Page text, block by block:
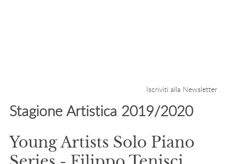
Iscriviti alla Newsletter
Stagione Artistica 2019/2020
Young Artists Solo Piano